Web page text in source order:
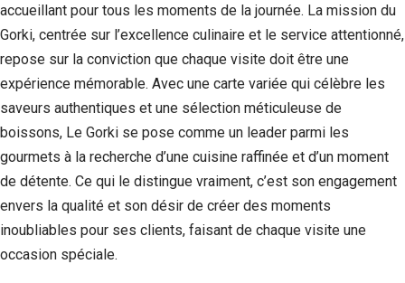
accueillant pour tous les moments de la journée. La mission du
Gorki, centrée sur l’excellence culinaire et le service attentionné,
repose sur la conviction que chaque visite doit être une
expérience mémorable. Avec une carte variée qui célèbre les
saveurs authentiques et une sélection méticuleuse de
boissons, Le Gorki se pose comme un leader parmi les
gourmets à la recherche d’une cuisine raffinée et d’un moment
de détente. Ce qui le distingue vraiment, c’est son engagement
envers la qualité et son désir de créer des moments
inoubliables pour ses clients, faisant de chaque visite une
occasion spéciale.